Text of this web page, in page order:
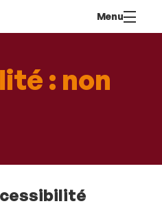
contenu
Menu
: non